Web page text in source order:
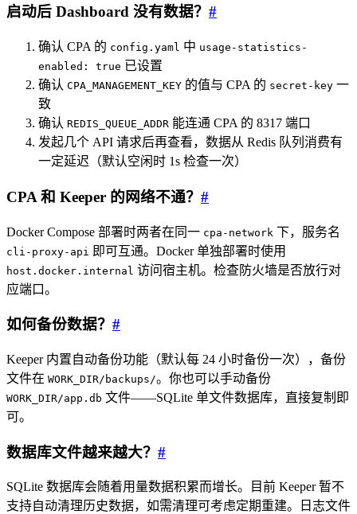
启动后 Dashboard 没有数据？ #
确认 CPA 的 config.yaml 中 usage-statistics-
enabled: true 已设置
确认 CPA_MANAGEMENT_KEY 的值与 CPA 的 secret-key 一
致
确认 REDIS_QUEUE_ADDR 能连通 CPA 的 8317 端口
发起几个 API 请求后再查看，数据从 Redis 队列消费有
一定延迟（默认空闲时 1s 检查一次）
CPA 和 Keeper 的网络不通？ #
Docker Compose 部署时两者在同一 cpa-network 下，服务名
cli-proxy-api 即可互通。Docker 单独部署时使用
host.docker.internal 访问宿主机。检查防火墙是否放行对
应端口。
如何备份数据？ #
Keeper 内置自动备份功能（默认每 24 小时备份一次），备份
文件在 WORK_DIR/backups/。你也可以手动备份
WORK_DIR/app.db 文件——SQLite 单文件数据库，直接复制即
可。
数据库文件越来越大？ #
SQLite 数据库会随着用量数据积累而增长。目前 Keeper 暂不
支持自动清理历史数据，如需清理可考虑定期重建。日志文件